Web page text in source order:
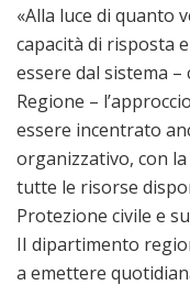
«Alla luce di quanto
capacità di risposta
essere dal sistema
Regione –
essere incentrato
organizzativo, con
tutte le risorse
Protezione civile e
II dipartimento
a emettere